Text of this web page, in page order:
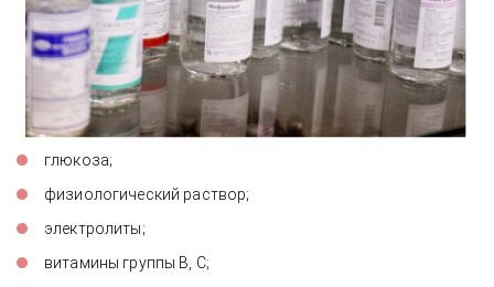
глюкоза;
физиологический раствор;
электролиты;
витамины группы В, С;